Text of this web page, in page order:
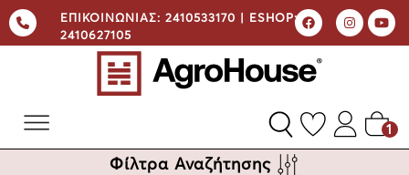
ΕΠΙΚΟΙΝΩΝΙΑΣ: 2410533170 | ESHOP:
2410627105
1
Φίλτρα Αναζήτησης